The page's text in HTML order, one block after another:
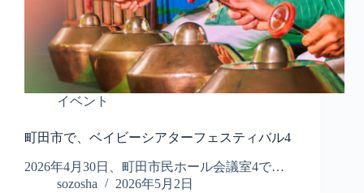
イベント
町田市で、ベイビーシアターフェスティバル4
2026年4月30日、町田市民ホール会議室4で…
sozosha
2026年5月2日